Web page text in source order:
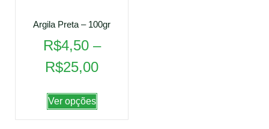
Argila Preta – 100gr
R$4,50 –
R$25,00
Ver opções